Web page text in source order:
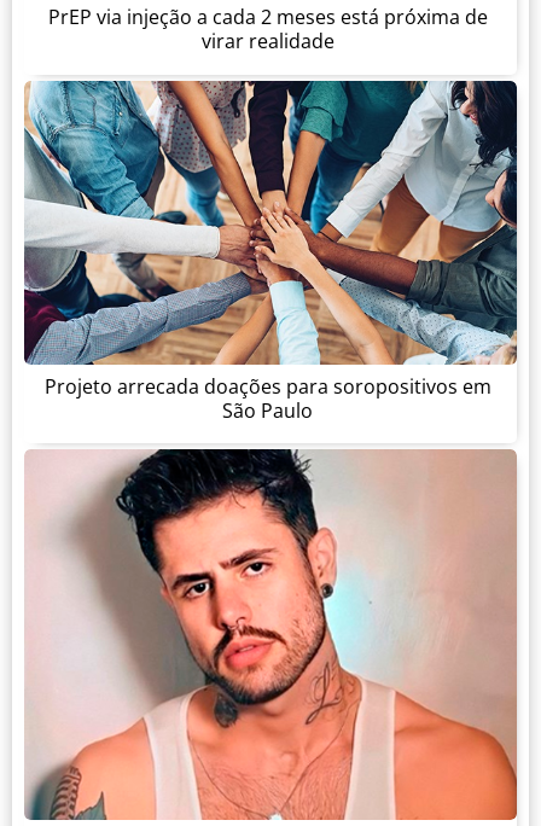
PrEP via injeção a cada 2 meses está próxima de
virar realidade
Projeto arrecada doações para soropositivos em
São Paulo